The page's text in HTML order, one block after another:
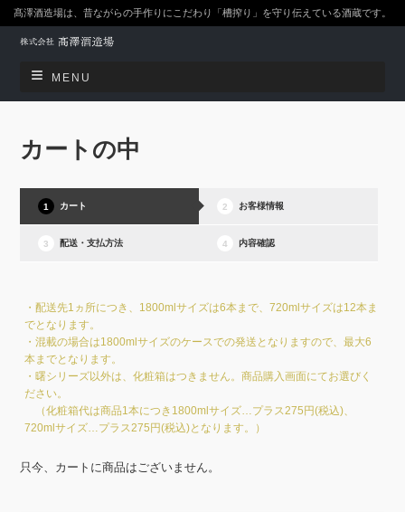
髙澤酒造場は、昔ながらの手作りにこだわり「槽搾り」を守り伝えている酒蔵です。
MENU
カートの中
カート お客様情報
配送・支払方法 内容確認
・配送先1ヵ所につき、1800mlサイズは6本まで、720mlサイズは12本ま
でとなります。
・混載の場合は1800mlサイズのケースでの発送となりますので、最大6
本までとなります。
・曙シリーズ以外は、化粧箱はつきません。商品購入画面にてお選びく
ださい。
（化粧箱代は商品1本につき1800mlサイズ…プラス275円(税込)、
720mlサイズ…プラス275円(税込)となります。）
只今、カートに商品はございません。